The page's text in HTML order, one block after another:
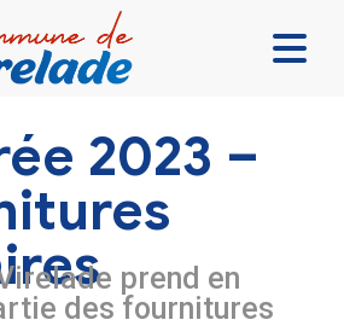
VIVRE ENSEMBLE
SE DIVERTIR
DÉCOUVRIR
2023 –
prend en
des fournitures